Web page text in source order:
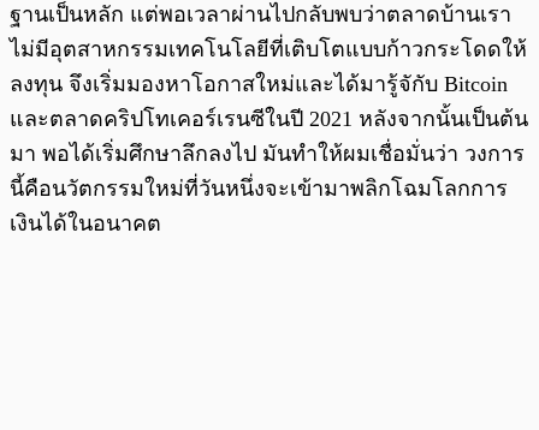
ฐานเป็นหลัก แต่พอเวลาผ่านไปกลับพบว่าตลาดบ้านเรา
ไม่มีอุตสาหกรรมเทคโนโลยีที่เติบโตแบบก้าวกระโดดให้
ลงทุน จึงเริ่มมองหาโอกาสใหม่และได้มารู้จักับ Bitcoin
และตลาดคริปโทเคอร์เรนซีในปี 2021 หลังจากนั้นเป็นต้น
มา พอได้เริ่มศึกษาลึกลงไป มันทำให้ผมเชื่อมั่นว่า วงการ
นี้คือนวัตกรรมใหม่ที่วันหนึ่งจะเข้ามาพลิกโฉมโลกการ
เงินได้ในอนาคต